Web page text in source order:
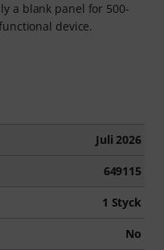
a blank panel for 500-
device.
Juli 2026
649115
1 Styck
No